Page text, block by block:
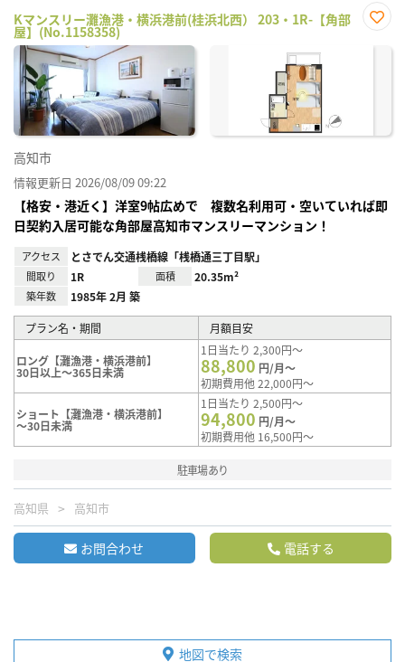
Kマンスリー灘漁港・横浜港前(桂浜北西） 203・1R-【角部
屋】(No.1158358)
に入
高知市
情報更新日 2026/08/09 09:22
【格安・港近く】洋室9帖広めで 複数名利用可・空いていれば即
日契約入居可能な角部屋高知市マンスリーマンション！
アクセス とさでん交通桟橋線「桟橋通三丁目駅」
間取り 1R 面積 20.35m²
築年数 1985年 2月 築
プラン名・期間 月額目安
ロング【灘漁港・横浜港前】
30日以上～365日未満
1日当たり 2,300円～
88,800 円/月～
初期費用他 22,000円～
ショート【灘漁港・横浜港前】
～30日未満
1日当たり 2,500円～
94,800 円/月～
初期費用他 16,500円～
駐車場あり
高知県 高知市
お問合わせ 電話する
地図で検索